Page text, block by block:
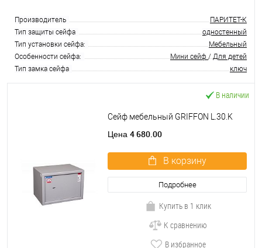
Производитель
ПАРИТЕТ-К
Тип защиты сейфа
одностенный
Тип установки сейфа:
Мебельный
Особенности сейфа:
Мини сейф /Для детей
Тип замка сейфа
ключ
В наличии
Сейф мебельный GRIFFON L.30.K
Цена 4 680.00
В корзину
Подробнее
Купить в 1 клик
К сравнению
В избранное